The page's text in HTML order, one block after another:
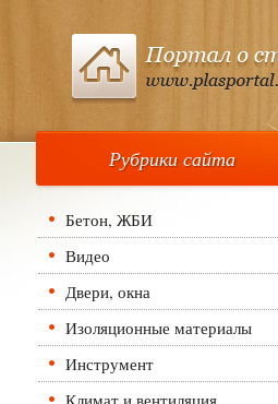
Рубрики сайта
Бетон, ЖБИ
Видео
Двери, окна
Изоляционные материалы
Инструмент
Климат и вентиляция